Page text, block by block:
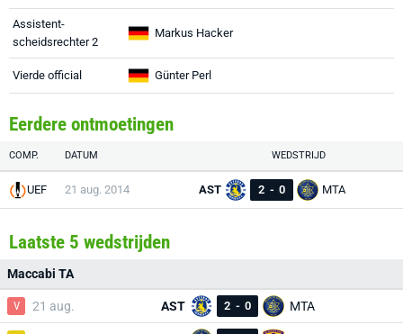
Assistent-
scheidsrechter 2
Markus Hacker
Vierde official Günter Perl
Eerdere ontmoetingen
COMP. DATUM WEDSTRIJD
UEF 21 aug. 2014 AST 2 - 0 MTA
Laatste 5 wedstrijden
Maccabi TA
V 21 aug. AST 2 - 0 MTA